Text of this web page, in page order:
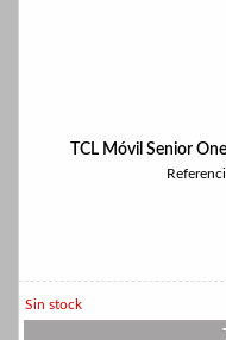
TCL Móvil Senior
Sin stock